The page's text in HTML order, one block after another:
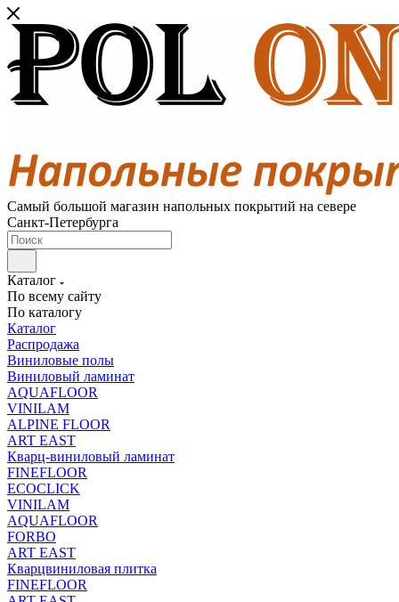
Самый большой магазин напольных покрытий на севере
Санкт-Петербурга
Каталог
По всему сайту
По каталогу
Каталог
Распродажа
Виниловые полы
Виниловый ламинат
AQUAFLOOR
VINILAM
ALPINE FLOOR
ART EAST
Кварц-виниловый ламинат
FINEFLOOR
ECOCLICK
VINILAM
AQUAFLOOR
FORBO
ART EAST
Кварцвиниловая плитка
FINEFLOOR